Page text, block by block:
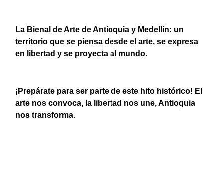
La Bienal de Arte de Antioquia y Medellín: un
territorio que se piensa desde el arte, se expresa
en libertad y se proyecta al mundo.
¡Prepárate para ser parte de este hito histórico! El
arte nos convoca, la libertad nos une, Antioquia
nos transforma.